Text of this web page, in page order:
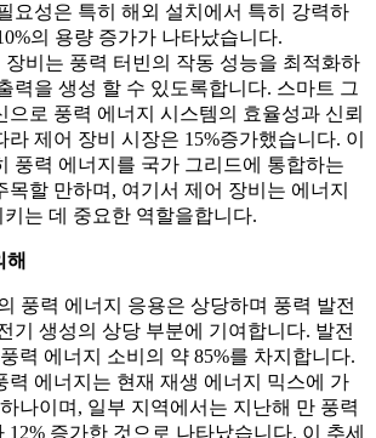
요성은 특히 해외 설치에서 특히 강력하
의 용량 증가가 나타났습니다.
장비는 풍력 터빈의 작동 성능을 최적화하
력을 생성 할 수 있도록합니다. 스마트 그
으로 풍력 에너지 시스템의 효율성과 신뢰
라 제어 장비 시장은 15%증가했습니다. 이
풍력 에너지를 국가 그리드에 통합하는
목할 만하며, 여기서 제어 장비는 에너지
는 데 중요한 역할을합니다.
해
풍력 에너지 응용은 상당하며 풍력 발전
기 생성의 상당 부분에 기여합니다. 발전
력 에너지 소비의 약 85%를 차지합니다.
력 에너지는 현재 재생 에너지 믹스에 가
나이며, 일부 지역에서는 지난해 만 풍력
12% 증가한 것으로 나타났습니다. 이 추세